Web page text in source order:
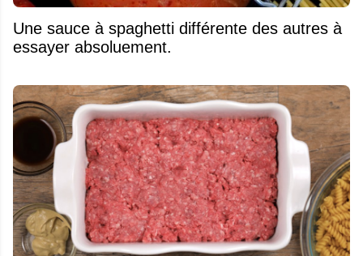
Une sauce à spaghetti différente des autres à
essayer absoluement.